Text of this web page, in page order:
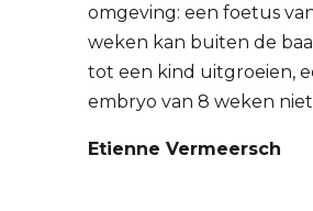
omgeving: een foetus
weken kan buiten de
tot een kind uitgroeien,
embryo van 8 weken
Etienne Vermeersch